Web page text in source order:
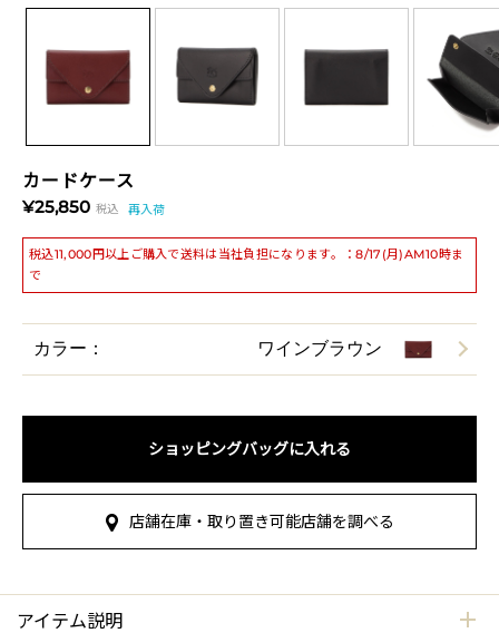
カードケース
¥25,850 税込 再入荷
税込11,000円以上ご購入で送料は当社負担になります。：8/17(月)AM10時ま
で
カラー： ワインブラウン
ショッピングバッグに入れる
店舗在庫・取り置き可能店舗を調べる
アイテム説明